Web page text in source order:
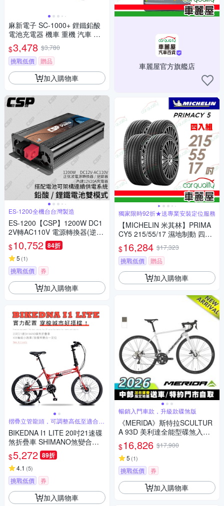
麻新電子 SC-1000+ 鋰鐵鉛酸
電池充電器 機車 重機 汽車 貨
車 適用12V 保固一年 送專用包
乙個
$3,478 $3,780
挑戰低價
贈品
加入購物車
ES-1200全機台台灣製造
ES-1200【CSP】1200W DC1
2V轉AC110V 電源轉換器(逆變
器)/儲能/Energy storage
$10,752 84折
5 (1)
挑戰低價 券
加入購物車
摺疊立管龍頭，可調整高低至適合高
度位置
BIKEDNA I1 LITE 20吋21速碟
煞折疊車 SHIMANO煞變合一
指撥定位變速超CP值極炫動力
陸地小鋼砲
$5,272 89折
4.1 (5)
挑戰低價 券
加入購物車
車麗屋官方旗艦店
獨家限時92折★送專業安裝定位服務
【MICHELIN 米其林】PRIMA
CY5 215/55/17 濕地制動 四入
組送安裝+四輪定位(車麗屋)
$16,284 $17,323
挑戰低價
贈品
加入購物車
暢銷入門車款，升級款碟煞版
《MERIDA》斯特拉SCULTUR
A 93D 美利達全能型碟煞入門
跑車 無附腳架/競速/入門/彎把/
公路車/自行車/單車
$16,826 $17,900
5 (1)
挑戰低價 券
加入購物車